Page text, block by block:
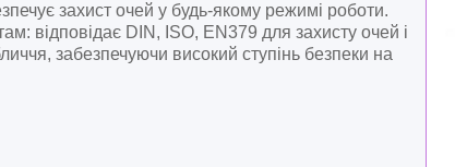
захист очей у будь-якому режимі роботи.
відповідає DIN, ISO, EN379 для захисту очей і
забезпечуючи високий ступінь безпеки на